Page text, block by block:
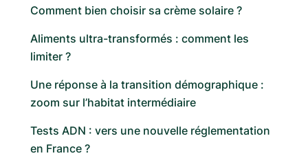
Comment bien choisir sa crème solaire ?
Aliments ultra-transformés : comment les
limiter ?
Une réponse à la transition démographique :
zoom sur l’habitat intermédiaire
Tests ADN : vers une nouvelle réglementation
en France ?